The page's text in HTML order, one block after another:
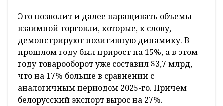
Это позволит и далее наращивать объемы
взаимной торговли, которые, к слову,
демонстрируют позитивную динамику. В
прошлом году был прирост на 15%, а в этом
году товарооборот уже составил $3,7 млрд,
что на 17% больше в сравнении с
аналогичным периодом 2025-го. Причем
белорусский экспорт вырос на 27%.